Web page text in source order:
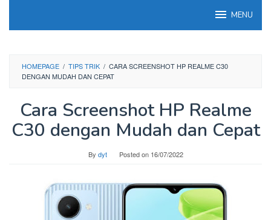
MENU
HOMEPAGE / TIPS TRIK / CARA SCREENSHOT HP REALME C30
DENGAN MUDAH DAN CEPAT
Cara Screenshot HP Realme
C30 dengan Mudah dan Cepat
By dyt Posted on 16/07/2022